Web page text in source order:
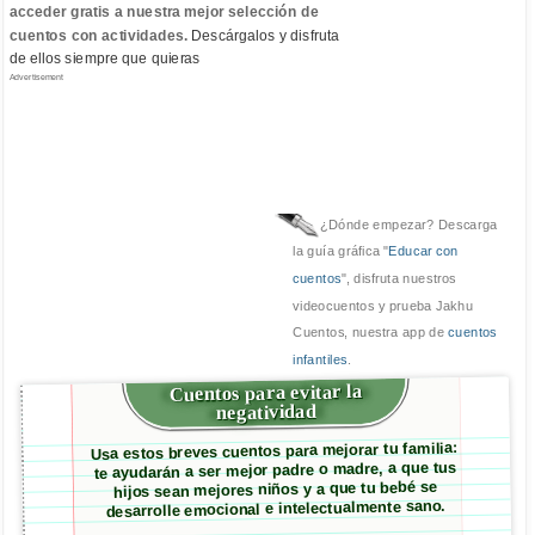
acceder gratis a nuestra mejor selección de
cuentos con actividades.Descárgalos y disfruta
de ellos siempre que quieras
Advertisement
¿Dónde empezar? Descarga
la guía gráfica "Educar con
cuentos", disfruta nuestros
videocuentos y prueba Jakhu
Cuentos, nuestra app decuentos
infantiles
Cuentos para evitar la
negatividad
Usa estos breves cuentos para mejorar tu familia:
te ayudarán a ser mejor padre o madre, a que tus
hijos sean mejores niños y a que tu bebé se
desarrolle emocional e intelectualmente sano.